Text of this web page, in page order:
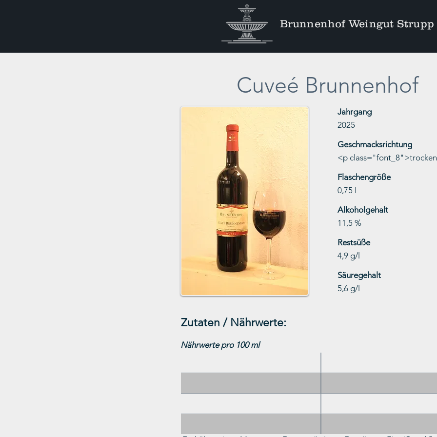
Brunnenhof Weingut Strupp
Cuveé Brunnenhof
Jahrgang
2025
Geschmacksrichtung
<p
Flaschengröße
0,75 l
Alkoholgehalt
11,5 %
Restsüße
4,9 g/l
Säuregehalt
5,6 g/l
Zutaten / Nährwerte:
Nährwerte pro 100 ml